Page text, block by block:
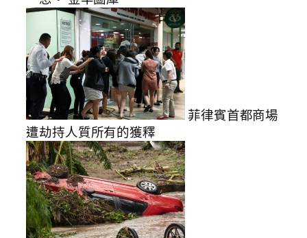
菲律賓首都商場
遭劫持人質所有的獲釋